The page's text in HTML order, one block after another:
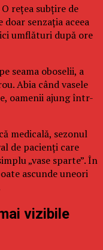
rețea subțire de
doar senzația aceea
umflături după ore
seama oboselii, a
Abia când vasele
oamenii ajung într-
medicală, sezonul
de pacienți care
„vase sparte”. În
ascunde uneori
vizibile